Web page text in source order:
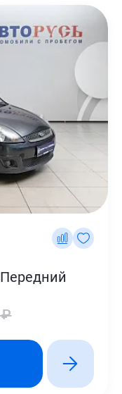
Передний
₽